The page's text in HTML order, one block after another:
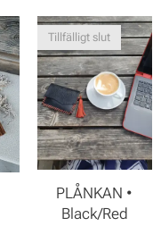
PLÅNKAN •
Black/Red
Tillfälligt slut